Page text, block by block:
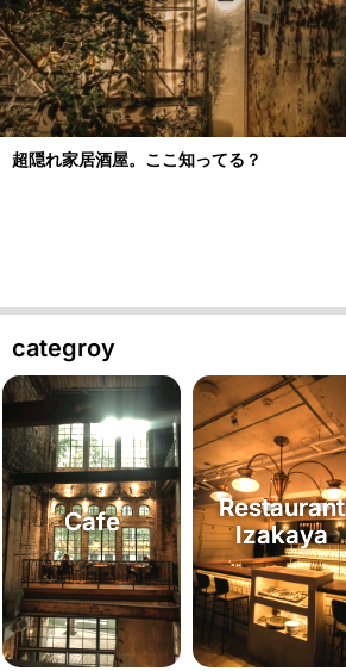
超隠れ家居酒屋。ここ知ってる？
categroy
Cafe
Restaurant
Izakaya